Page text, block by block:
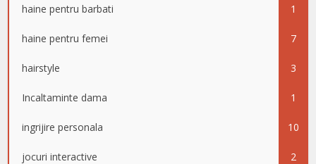
haine pentru barbati 1
haine pentru femei 7
hairstyle 3
Incaltaminte dama 1
ingrijire personala 10
jocuri interactive 2